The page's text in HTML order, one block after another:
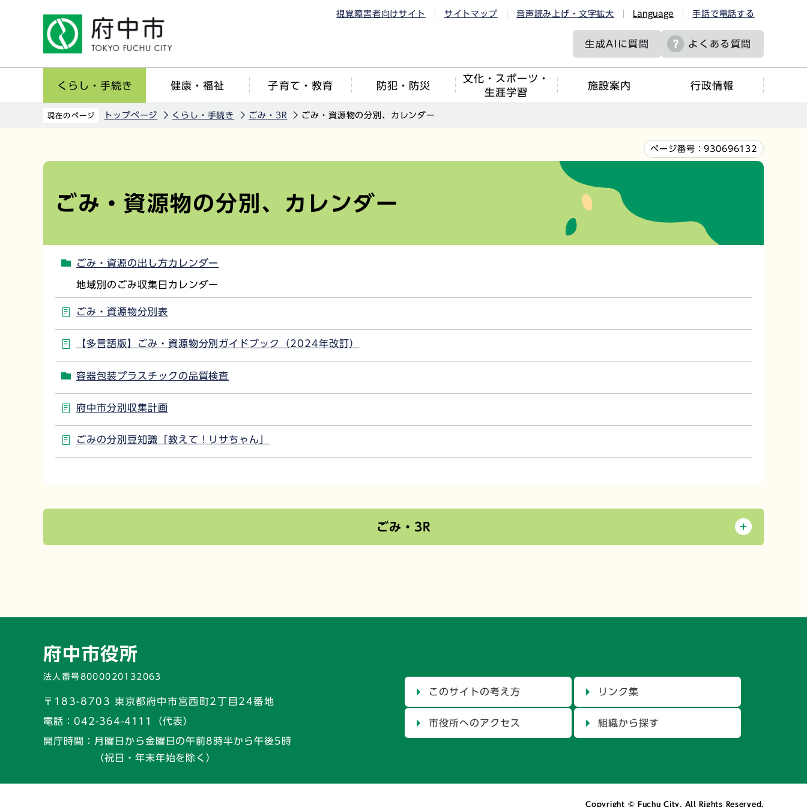
視覚障害者向けサイト サイトマップ 音声読み上げ・文字拡大 Language 手話で電話する
生成AIに質問 よくある質問
くらし・手続き 健康・福祉 子育て・教育 防犯・防災
文化・スポーツ・
生涯学習
施設案内 行政情報
現在のページ トップページ くらし・手続き ごみ・3R ごみ・資源物の分別、カレンダー
ページ番号：930696132
ごみ・資源物の分別、カレンダー
ごみ・資源の出し方カレンダー
地域別のごみ収集日カレンダー
ごみ・資源物分別表
【多言語版】ごみ・資源物分別ガイドブック（2024年改訂）
容器包装プラスチックの品質検査
府中市分別収集計画
ごみの分別豆知識「教えて！リサちゃん」
ごみ・3R
府中市役所
法人番号8000020132063
〒183-8703 東京都府中市宮西町2丁目24番地
電話： 042-364-4111（代表）
開庁時間：
月曜日から金曜日の午前8時半から午後5時
（祝日・年末年始を除く）
このサイトの考え方 リンク集
市役所へのアクセス 組織から探す
Copyright © Fuchu City. All Rights Reserved.